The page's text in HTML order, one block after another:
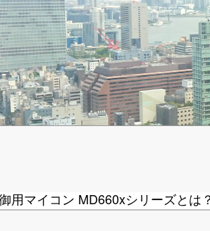
用マイコン MD660xシリーズとは